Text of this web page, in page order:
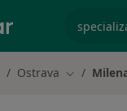
Ostrava Změna